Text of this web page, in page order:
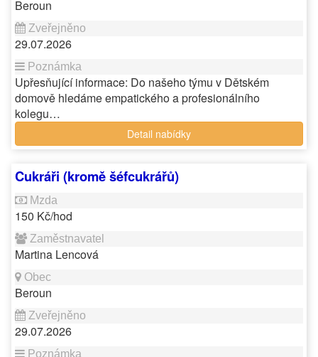
Beroun
29.07.2026
Upřesňující informace: Do našeho týmu v Dětském
domově hledáme empatického a profesionálního
kolegu…
Detail nabídky
Cukráři (kromě šéfcukrářů)
150 Kč/hod
Martina Lencová
Beroun
29.07.2026